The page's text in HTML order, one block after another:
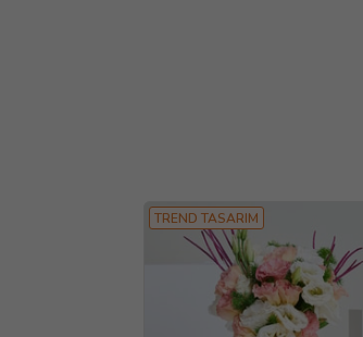
TREND TASARIM